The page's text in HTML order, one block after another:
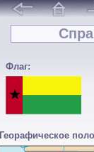
Флаг:
Георафическое